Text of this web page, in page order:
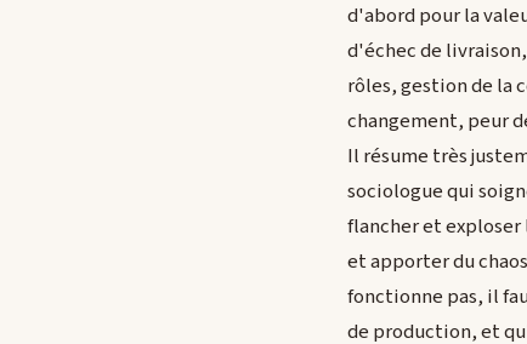
d'abord pour la
d'échec de
rôles, gestion de
changement, peur
Il résume très
sociologue qui
flancher et
et apporter du
fonctionne pas, il
de production, et